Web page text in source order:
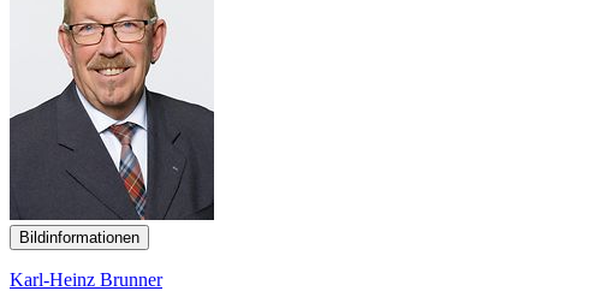
Bildinformationen
Karl-Heinz Brunner